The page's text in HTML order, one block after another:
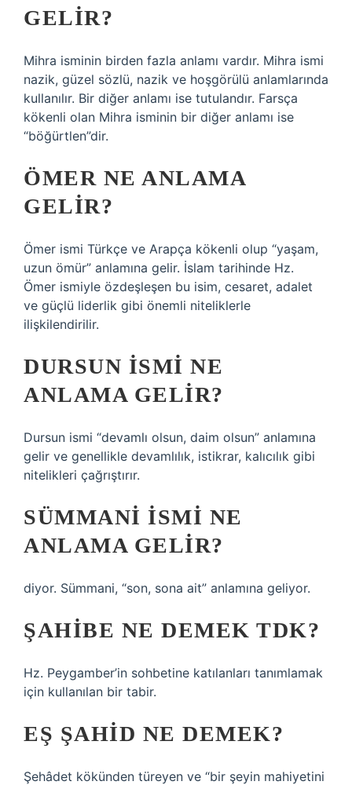
GELIR?
Mihra isminin birden fazla anlamı vardır. Mihra ismi
nazik, güzel sözlü, nazik ve hoşgörülü anlamlarında
kullanılır. Bir diğer anlamı ise tutulandır. Farsça
kökenli olan Mihra isminin bir diğer anlamı ise
“böğürtlen”dir.
ÖMER NE ANLAMA
GELIR?
Ömer ismi Türkçe ve Arapça kökenli olup “yaşam,
uzun ömür” anlamına gelir. İslam tarihinde Hz.
Ömer ismiyle özdeşleşen bu isim, cesaret, adalet
ve güçlü liderlik gibi önemli niteliklerle
ilişkilendirilir.
DURSUN ISMI NE
ANLAMA GELIR?
Dursun ismi “devamlı olsun, daim olsun” anlamına
gelir ve genellikle devamlılık, istikrar, kalıcılık gibi
nitelikleri çağrıştırır.
SÜMMANI ISMI NE
ANLAMA GELIR?
diyor. Sümmani, “son, sona ait” anlamına geliyor.
ŞAHIBE NE DEMEK TDK?
Hz. Peygamber’in sohbetine katılanları tanımlamak
için kullanılan bir tabir.
EŞ ŞAHID NE DEMEK?
Şehâdet kökünden türeyen ve “bir şeyin mahiyetini